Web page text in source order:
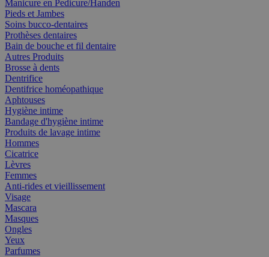
Manicure en Pedicure/Handen
Pieds et Jambes
Soins bucco-dentaires
Prothèses dentaires
Bain de bouche et fil dentaire
Autres Produits
Brosse à dents
Dentrifice
Dentifrice homéopathique
Aphtouses
Hygiène intime
Bandage d'hygiène intime
Produits de lavage intime
Hommes
Cicatrice
Lèvres
Femmes
Anti-rides et vieillissement
Visage
Mascara
Masques
Ongles
Yeux
Parfumes